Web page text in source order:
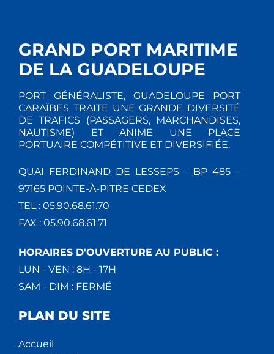
GRAND PORT MARITIME
DE LA GUADELOUPE
PORT GÉNÉRALISTE, GUADELOUPE PORT
CARAÏBES TRAITE UNE GRANDE DIVERSITÉ
DE TRAFICS (PASSAGERS, MARCHANDISES,
NAUTISME) ET ANIME UNE PLACE
PORTUAIRE COMPÉTITIVE ET DIVERSIFIÉE.
QUAI FERDINAND DE LESSEPS – BP 485 –
97165 POINTE-À-PITRE CEDEX
TEL : 05.90.68.61.70
FAX : 05.90.68.61.71
HORAIRES D'OUVERTURE AU PUBLIC :
LUN - VEN : 8H - 17H
SAM - DIM : FERMÉ
PLAN DU SITE
Accueil